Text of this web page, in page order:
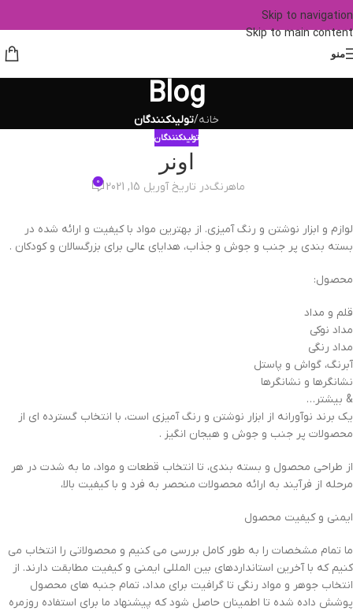
Skip to navigation
Skip to main content
منو
Blog
خانه/تولیدکنندگان
تولیدکنندگان
اونر
ماهرنگدر تاریخ آوریل 15, 2021 0
لوازم و ابزار نوشتن و رنگ آمیزی. از بهترین مواد با کیفیت و ارائه شده در
بسته بندی پر جنب و جوش و جذاب، هدایای عالی برای بزرگسالان و کودکان .
محصول:
قلم و مداد
مداد نوکی
مداد رنگی
آبرنگ، گواش و پاستل
نشانگرها و نشانگرها
& بیشتر…
یک برند نوآورانه از ابزار نوشتن و رنگ آمیزی است، با انتخاب گسترده ای از
محصولات پر جنب و جوش و هیجان انگیز .
از طراحی محصول و بسته بندی، تا انتخاب قطعات و مواد، ما به شدت در هر
مرحله از فرآیند به ارائه محصولات منحصر به فرد و با کیفیت بالا،
ایمنی و کیفیت محصول
ما تمام مشخصات را به طور کامل بررسی می کنیم و محصولاتی را انتخاب می
کنیم که با آخرین استانداردهای بین المللی ایمنی و کیفیت مطابقت دارند. از
انتخاب جوهر و مواد رنگی تا گرافیت برای مداد، تمام جنبه های محصول
پوشش داده شده تا اطمینان حاصل شود که پیشنهاد ما برای استفاده روزمره